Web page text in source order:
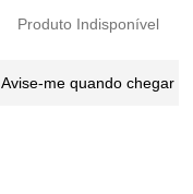
Produto Indisponível
Avise-me quando chegar